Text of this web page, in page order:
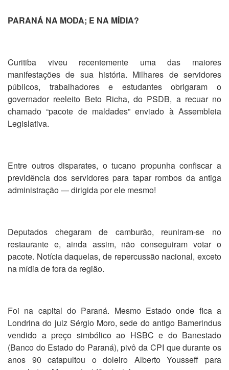
PARANÁ NA MODA; E NA MÍDIA?
Curitiba viveu recentemente uma das maiores
manifestações de sua história. Milhares de servidores
públicos, trabalhadores e estudantes obrigaram o
governador reeleito Beto Richa, do PSDB, a recuar no
chamado “pacote de maldades” enviado à Assembleia
Legislativa.
Entre outros disparates, o tucano propunha confiscar a
previdência dos servidores para tapar rombos da antiga
administração — dirigida por ele mesmo!
Deputados chegaram de camburão, reuniram-se no
restaurante e, ainda assim, não conseguiram votar o
pacote. Notícia daquelas, de repercussão nacional, exceto
na mídia de fora da região.
Foi na capital do Paraná. Mesmo Estado onde fica a
Londrina do juiz Sérgio Moro, sede do antigo Bamerindus
vendido a preço simbólico ao HSBC e do Banestado
(Banco do Estado do Paraná), pivô da CPI que durante os
anos 90 catapultou o doleiro Alberto Yousseff para